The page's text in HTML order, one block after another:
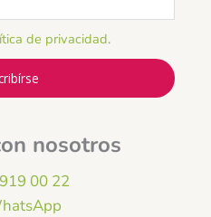
de privacidad.
nosotros
00 22